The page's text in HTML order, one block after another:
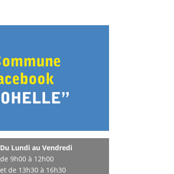
Du Lundi au Vendredi
de 9h00 à 12h00
et de 13h30 à 16h30